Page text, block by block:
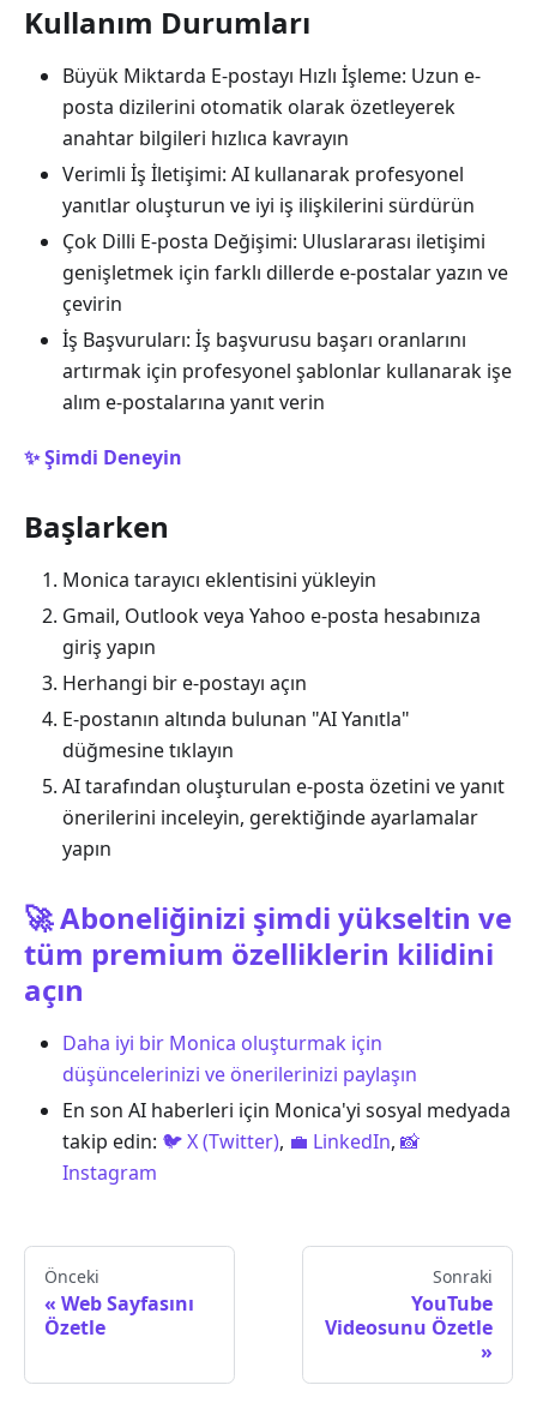
Kullanım Durumları
Büyük Miktarda E-postayı Hızlı İşleme: Uzun e-
posta dizilerini otomatik olarak özetleyerek
anahtar bilgileri hızlıca kavrayın
Verimli İş İletişimi: AI kullanarak profesyonel
yanıtlar oluşturun ve iyi iş ilişkilerini sürdürün
Çok Dilli E-posta Değişimi: Uluslararası iletişimi
genişletmek için farklı dillerde e-postalar yazın ve
çevirin
İş Başvuruları: İş başvurusu başarı oranlarını
artırmak için profesyonel şablonlar kullanarak işe
alım e-postalarına yanıt verin
✨ Şimdi Deneyin
Başlarken
Monica tarayıcı eklentisini yükleyin
Gmail, Outlook veya Yahoo e-posta hesabınıza
giriş yapın
Herhangi bir e-postayı açın
E-postanın altında bulunan "AI Yanıtla"
düğmesine tıklayın
AI tarafından oluşturulan e-posta özetini ve yanıt
önerilerini inceleyin, gerektiğinde ayarlamalar
yapın
🚀 Aboneliğinizi şimdi yükseltin ve
tüm premium özelliklerin kilidini
açın
Daha iyi bir Monica oluşturmak için
düşüncelerinizi ve önerilerinizi paylaşın
En son AI haberleri için Monica'yi sosyal medyada
takip edin: 🐦 X (Twitter), 💼 LinkedIn, 📸
Instagram
Önceki
Web Sayfasını
Özetle
Sonraki
YouTube
Videosunu Özetle